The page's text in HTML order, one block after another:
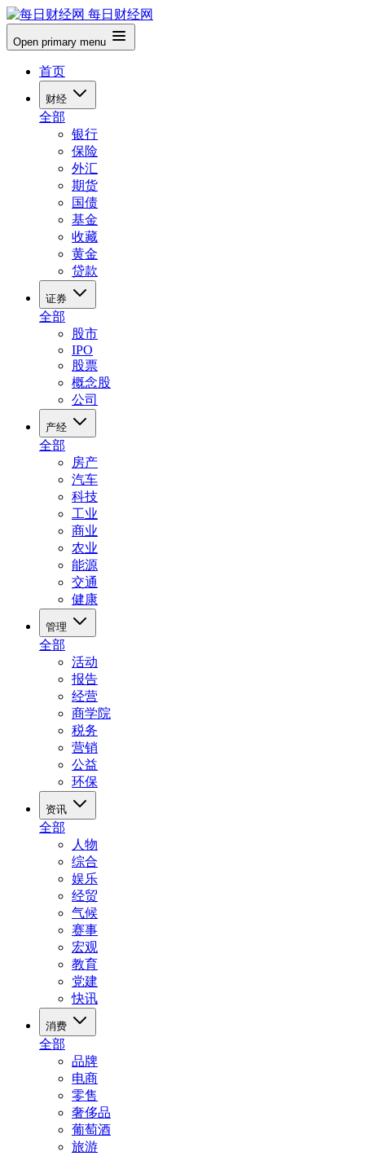
每日财经网
Open primary menu
首页
财经
全部
银行
保险
外汇
期货
国债
基金
收藏
黄金
贷款
证券
全部
股市
IPO
股票
概念股
公司
产经
全部
房产
汽车
科技
工业
商业
农业
能源
交通
健康
管理
全部
活动
报告
经营
商学院
税务
营销
公益
环保
资讯
全部
人物
综合
娱乐
经贸
气候
赛事
宏观
教育
党建
快讯
消费
全部
品牌
电商
零售
奢侈品
葡萄酒
旅游